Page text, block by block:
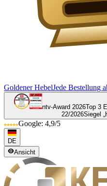
Goldener HebelJede Bestellung
ntv-Award 2026Top 3
22/2026Siegel
Google: 4,9/5
DE
Ansicht